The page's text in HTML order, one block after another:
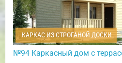
КАРКАС ИЗ СТРОГАНОЙ ДОСКИ
№94 Каркасный дом с